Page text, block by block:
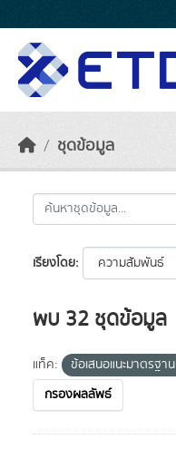
ชุดข้อมูล
เรียงโดย
พบ 32 ชุดข้อมูล
แท็ค: ข้อเสนอแนะมาตรฐาน
กรองผลลัพธ์